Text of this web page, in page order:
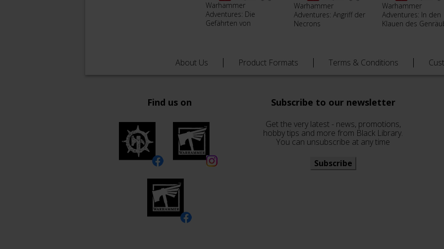
Warhammer
Adventures: Die
Gefährten von
Warhammer
Adventures: Angriff der
Necrons
Warhammer
Adventures: In den
Klauen des
About Us Product Formats Terms & Conditions
Find us on Subscribe to our newsletter
Get the very latest - news, promotions,
hobby tips and more from Black Library.
You can unsubscribe at any time
Subscribe